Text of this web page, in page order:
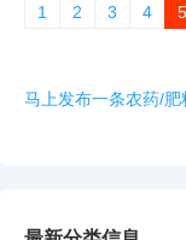
1 2 3 4 5
马上发布一条农药/肥